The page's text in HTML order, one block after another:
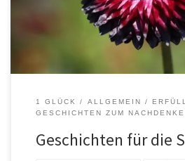
und sah die Not der Frau am Fluss. Sie
1 GLÜCK ALLGEMEIN
GESCHICHTEN ZUM
Geschichten für die